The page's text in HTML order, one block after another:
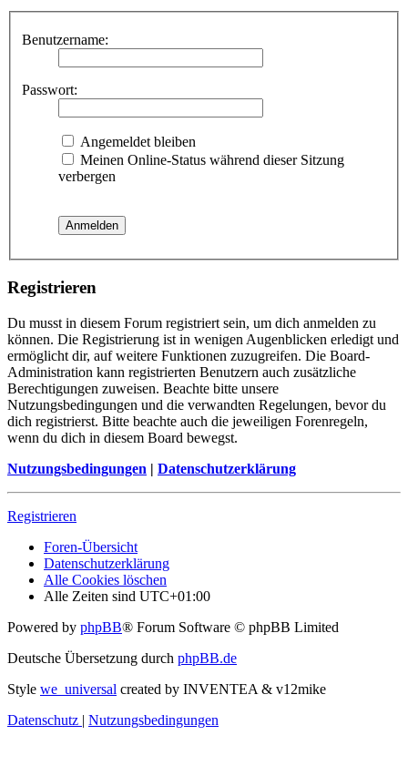
Benutzername:
Passwort:
Angemeldet bleiben
Meinen Online-Status während dieser Sitzung
verbergen
Registrieren
Du musst in diesem Forum registriert sein, um dich anmelden zu
können. Die Registrierung ist in wenigen Augenblicken erledigt und
ermöglicht dir, auf weitere Funktionen zuzugreifen. Die Board-
Administration kann registrierten Benutzern auch zusätzliche
Berechtigungen zuweisen. Beachte bitte unsere
Nutzungsbedingungen und die verwandten Regelungen, bevor du
dich registrierst. Bitte beachte auch die jeweiligen Forenregeln,
wenn du dich in diesem Board bewegst.
Nutzungsbedingungen | Datenschutzerklärung
Registrieren
Foren-Übersicht
Datenschutzerklärung
Alle Cookies löschen
Alle Zeiten sind UTC+01:00
Powered by phpBB® Forum Software © phpBB Limited
Deutsche Übersetzung durch phpBB.de
Style we_universal created by INVENTEA & v12mike
Datenschutz | Nutzungsbedingungen